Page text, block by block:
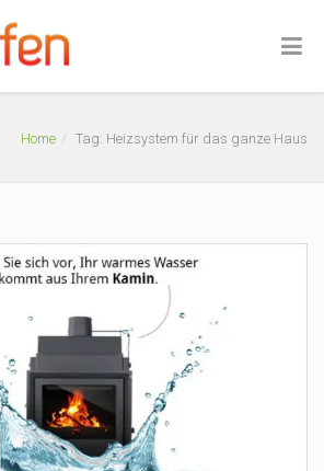
Home Tag: Heizsystem für das ganze Haus